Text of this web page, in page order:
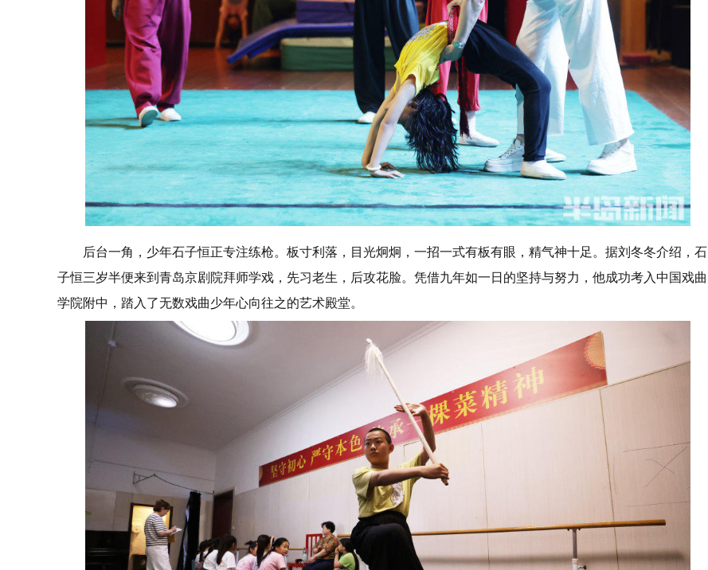
后台一角，少年石子恒正专注练枪。板寸利落，目光炯炯，一招一式有板有眼，精气神十足。据刘冬冬介绍，石
子恒三岁半便来到青岛京剧院拜师学戏，先习老生，后攻花脸。凭借九年如一日的坚持与努力，他成功考入中国戏曲
学院附中，踏入了无数戏曲少年心向往之的艺术殿堂。